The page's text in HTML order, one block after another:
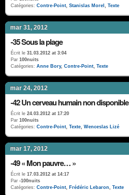
Catégories: Contre-Point, Stanislas Morel , Texte
mar 31, 2012
-35 Sous la plage
Écrit le 31.03.2012 at 3:04
Par 100nuits
Catégories: Anne Bory, Contre-Point, Texte
mar 24, 2012
-42 Un cerveau humain non disponible
Écrit le 24.03.2012 at 17:20
Par 100nuits
Catégories: Contre-Point, Texte, Wenceslas Lizé
mar 17, 2012
-49 « Mon pauvre… »
Écrit le 17.03.2012 at 14:17
Par -100nuits
Catégories: Contre-Point, Frédéric Lebaron, Texte